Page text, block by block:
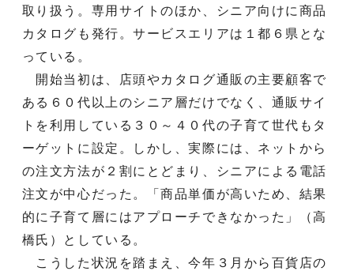
取り扱う。専用サイトのほか、シニア向けに商品
カタログも発行。サービスエリアは１都６県とな
っている。
開始当初は、店頭やカタログ通販の主要顧客で
ある６０代以上のシニア層だけでなく、通販サイ
トを利用している３０～４０代の子育て世代もタ
ーゲットに設定。しかし、実際には、ネットから
の注文方法が２割にとどまり、シニアによる電話
注文が中心だった。「商品単価が高いため、結果
的に子育て層にはアプローチできなかった」（高
橋氏）としている。
こうした状況を踏まえ、今年３月から百貨店の